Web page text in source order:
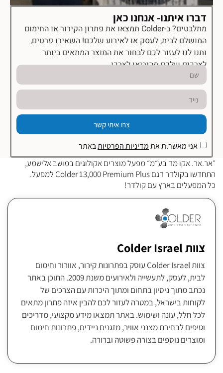
דברו איתנו- אנחנו כאן
מתלבטים? ב-Colder תמצאו את פתרון הקירור או החימום
המושלם לבית, לעסק או לאירוע שלכם! השאירו פרטים,
ותנו לנו לעזור לכם לבחור את המוצר המתאים ביותר
לצרכים שלכם מהיבואן לצרכן.
אני מאשר.ת אתמדיניות הפרטיותבאתר
צרו איתי קשר
״אר.אר. אקו מד בע״מ״ מפעל מוצרים אקולוגים במושב אלישמע,
התחדשו בקולדר דגם Colder 13,000 Premium Plus למפעל.
כל המפעלים בארץ עם קולדר!
צוות Colder Israel
צוות Colder Israel עוסק בפתרונות קירור, אוורור וחימום
לבית, לעסק, לתעשייה ולאירועים משנת 2009. התוכן באתר
נכתב מתוך ניסיון בתחום ומתוך היכרות עם הצרכים של
לקוחות בישראל, במטרה לעזור לכם להבין איזה פתרון מתאים
לכל חלל, עונה ושימוש. באתר תמצאו מידע מקצועי, מדריכים
וטיפים לבחירת מצנני אוויר, מזגנים ניידים, פתרונות חימום
ומוצרים נוספים בצורה פשוטה וברורה.